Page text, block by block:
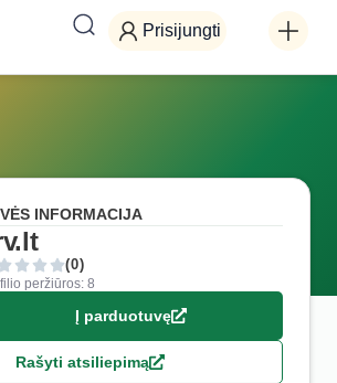
Prisijungti
INFORMACIJA
(0)
peržiūros: 8
Į parduotuvę
Rašyti atsiliepimą